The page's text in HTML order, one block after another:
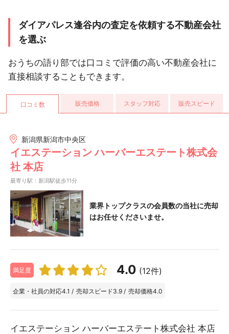
ダイアパレス逢谷内の査定を依頼する不動産会社
を選ぶ
おうちの語り部では口コミで評価の高い不動産会社に
直接相談することもできます。
口コミ数 販売価格 スタッフ対応 販売スピード
新潟県新潟市中央区
イエステーション ハーバーエステート株式会
社 本店
最寄り駅：新潟駅徒歩11分
業界トップクラスの会員数の当社に売却
はお任せくださいませ。
満足度 4.0 (12件)
企業・社員の対応4.1 / 売却スピード3.9 / 売却価格4.0
イエステーション ハーバーエステート株式会社 本店